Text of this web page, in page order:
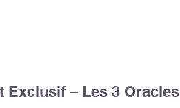
Exclusif – Les 3 Oracles